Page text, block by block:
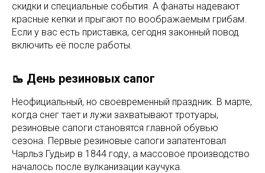
скидки и специальные события. А фанаты надевают
красные кепки и прыгают по воображаемым грибам.
Если у вас есть приставка, сегодня законный повод
включить её после работы.
🥾 День резиновых сапог
Неофициальный, но своевременный праздник. В марте,
когда снег тает и лужи захватывают тротуары,
резиновые сапоги становятся главной обувью
сезона. Первые резиновые сапоги запатентовал
Чарльз Гудьир в 1844 году, а массовое производство
началось после вулканизации каучука.